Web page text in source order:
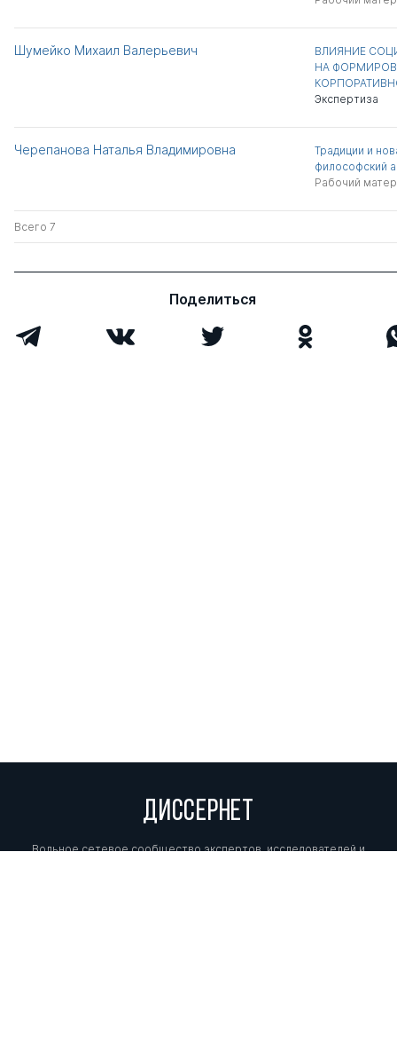
Шумейко Михаил Валерьевич
ВЛИЯНИЕ
НА
Экспертиза
Черепанова Наталья Владимировна
Традиции и
философский
Рабочий
Всего 7
Поделиться
ДИССЕРНЕТ
Вольное сетевое сообщество экспертов, исследователей и